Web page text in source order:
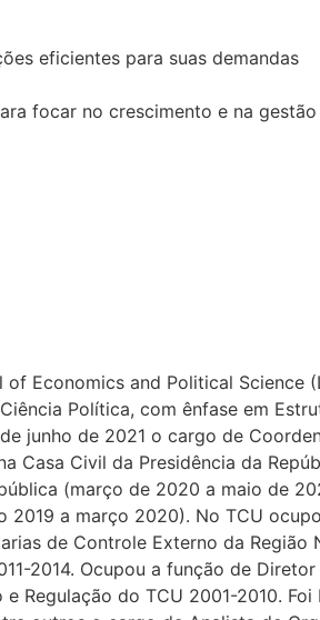
eficientes para suas demandas
focar no crescimento e na
Economics and Political
Política, com ênfase em
junho de 2021 o cargo de
Casa Civil da Presidência da
(março de 2020 a maio de
a março 2020). No TCU
de Controle Externo da
2014. Ocupou a função de
do TCU 2001-2010.